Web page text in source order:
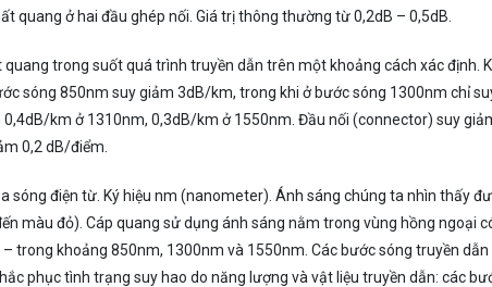
quang ở hai đầu ghép nối. Giá trị thông thường từ 0,2dB – 0,5dB.
trong suốt quá trình truyền dẫn trên một khoảng cách xác định.
sóng 850nm suy giảm 3dB/km, trong khi ở bước sóng 1300nm chỉ
km ở 1310nm, 0,3dB/km ở 1550nm. Đầu nối (connector) suy
0,2 dB/điểm.
sóng điện từ. Ký hiệu nm (nanometer). Ánh sáng chúng ta nhìn thấy
màu đỏ). Cáp quang sử dụng ánh sáng nằm trong vùng hồng ngoại
trong khoảng 850nm, 1300nm và 1550nm. Các bước sóng truyền dẫn
phục tình trạng suy hao do năng lượng và vật liệu truyền dẫn: các